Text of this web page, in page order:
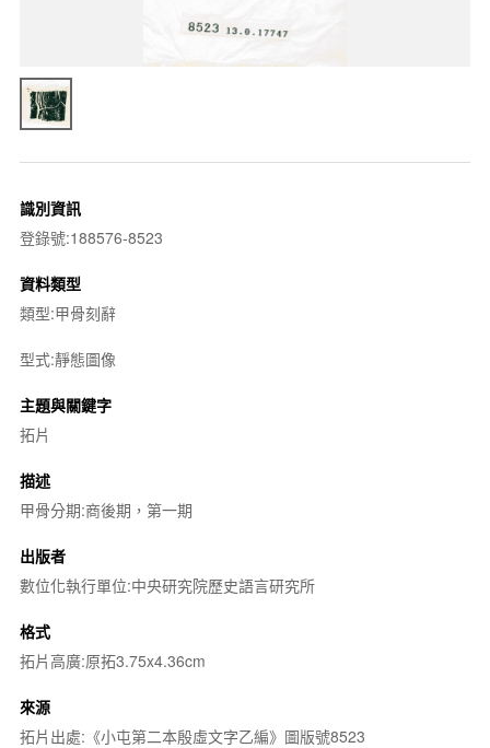
識別資訊
登錄號:188576-8523
資料類型
類型:甲骨刻辭
型式:靜態圖像
主題與關鍵字
拓片
描述
甲骨分期:商後期，第一期
出版者
數位化執行單位:中央研究院歷史語言研究所
格式
拓片高廣:原拓3.75x4.36cm
來源
拓片出處:《小屯第二本殷虛文字乙編》圖版號8523